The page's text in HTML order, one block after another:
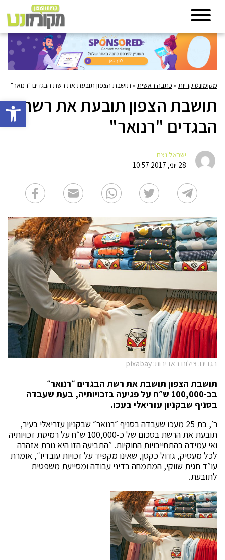
פתח
מקומונט קריות » כתבה ראשית » תושבת הצפון תובעת את רשת הבגדים "רנואר"
תושבת הצפון תובעת את רשת
הבגדים "רנואר"
ישראל נצח
28 יוני, 2017 10:57
בגדים. צילום באדיבות: pixabay
תושבת הצפון תושבת את רשת הבגדים ״רנואר״
בכ-100,000 ש״ח על פגיעה בזכויותיה, בעת שעבדה
בסניף שבקניון עזריאלי בעכו.
ר׳, בת 25 מעכו שעבדה בסניף ״רנואר״ שבקניון עזריאלי בעיר,
תובעת את הרשת בסכום של כ-100,000 ש״ח על רמיסת זכויותיה
ואי עמידה בהתחייבויות החוקיות. ״התביעה הזו היא נורת אזהרה
לכל מעסיק, גדול כקטן, שאינו מקפיד על זכויות עובדיו״, אומרת
עו״ד חגית שווקי, המתמחה בדיני עבודה ומסייעת משפטית
לתובעת.